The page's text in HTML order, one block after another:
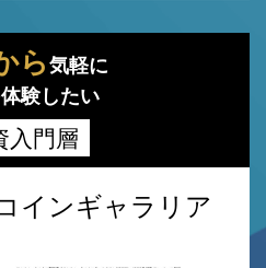
ら 気軽に
験したい
入門層
インギャラリア